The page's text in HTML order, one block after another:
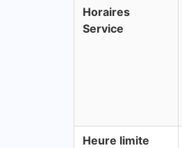
Horaires
Service
Heure limite